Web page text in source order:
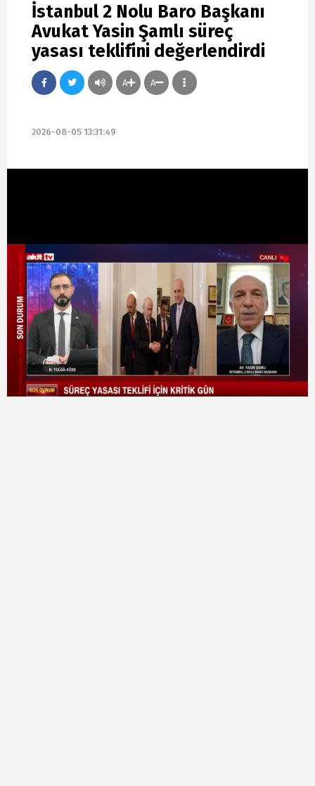
İstanbul 2 Nolu Baro Başkanı
Avukat Yasin Şamlı süreç
yasası teklifini değerlendirdi
A A
2026-08-05 13:31:49